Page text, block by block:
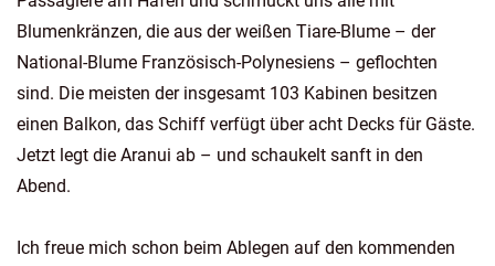
Blumenkränzen, die aus der weißen Tiare-Blume – der
National-Blume Französisch-Polynesiens – geflochten
sind. Die meisten der insgesamt 103 Kabinen besitzen
einen Balkon, das Schiff verfügt über acht Decks für Gäste.
Jetzt legt die Aranui ab – und schaukelt sanft in den
Abend.
Ich freue mich schon beim Ablegen auf den kommenden